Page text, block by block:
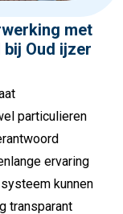
met
Oud ijzer
particulieren
ervaring
kunnen
transparant